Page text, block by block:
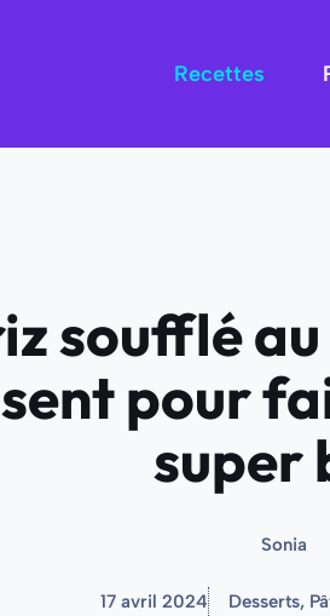
Recettes
soufflé
pour
super
Sonia
17 avril 2024 Desserts,